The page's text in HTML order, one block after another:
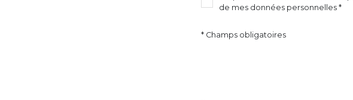
de mes données personnelles *
* Champs obligatoires